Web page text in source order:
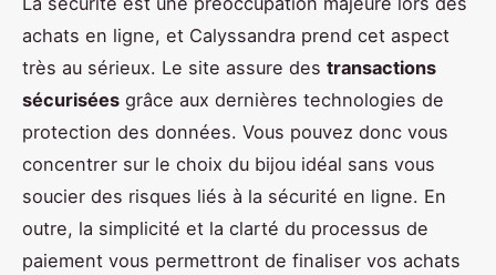
achats en ligne, et Calyssandra prend cet aspect
très au sérieux. Le site assure des transactions
sécurisées grâce aux dernières technologies de
protection des données. Vous pouvez donc vous
concentrer sur le choix du bijou idéal sans vous
soucier des risques liés à la sécurité en ligne. En
outre, la simplicité et la clarté du processus de
paiement vous permettront de finaliser vos achats